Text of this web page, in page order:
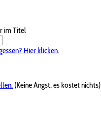
im Titel
Hier klicken.
(Keine Angst, es kostet nichts)